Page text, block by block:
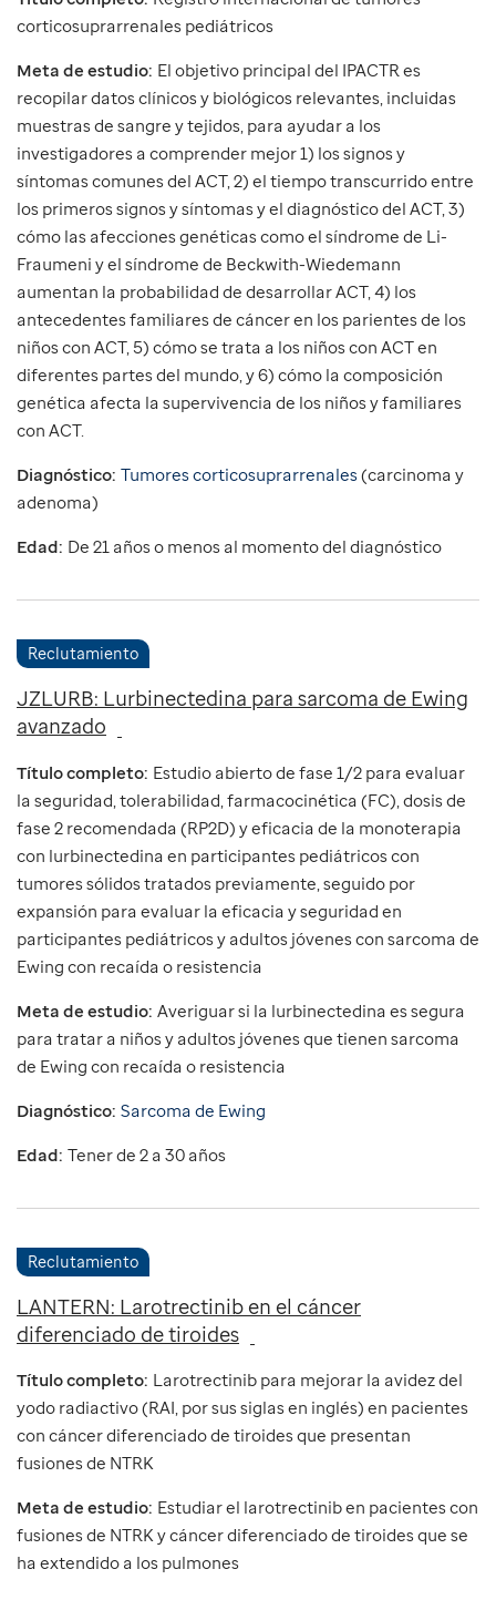
corticosuprarrenales pediátricos
Meta de estudio: El objetivo principal del IPACTR es
recopilar datos clínicos y biológicos relevantes, incluidas
muestras de sangre y tejidos, para ayudar a los
investigadores a comprender mejor 1) los signos y
síntomas comunes del ACT, 2) el tiempo transcurrido entre
los primeros signos y síntomas y el diagnóstico del ACT, 3)
cómo las afecciones genéticas como el síndrome de Li-
Fraumeni y el síndrome de Beckwith-Wiedemann
aumentan la probabilidad de desarrollar ACT, 4) los
antecedentes familiares de cáncer en los parientes de los
niños con ACT, 5) cómo se trata a los niños con ACT en
diferentes partes del mundo, y 6) cómo la composición
genética afecta la supervivencia de los niños y familiares
con ACT.
Diagnóstico: Tumores corticosuprarrenales(carcinoma y
adenoma)
Edad: De 21 años o menos al momento del diagnóstico
Reclutamiento
JZLURB: Lurbinectedina para sarcoma de Ewing
avanzado
Título completo: Estudio abierto de fase 1/2 para evaluar
la seguridad, tolerabilidad, farmacocinética (FC), dosis de
fase 2 recomendada (RP2D) y eficacia de la monoterapia
con lurbinectedina en participantes pediátricos con
tumores sólidos tratados previamente, seguido por
expansión para evaluar la eficacia y seguridad en
participantes pediátricos y adultos jóvenes con sarcoma de
Ewing con recaída o resistencia
Meta de estudio: Averiguar si la lurbinectedina es segura
para tratar a niños y adultos jóvenes que tienen sarcoma
de Ewing con recaída o resistencia
Diagnóstico: Sarcoma de Ewing
Edad: Tener de 2 a 30 años
Reclutamiento
LANTERN: Larotrectinib en el cáncer
diferenciado de tiroides
Título completo: Larotrectinib para mejorar la avidez del
yodo radiactivo (RAI, por sus siglas en inglés) en pacientes
con cáncer diferenciado de tiroides que presentan
fusiones de NTRK
Meta de estudio: Estudiar el larotrectinib en pacientes con
fusiones de NTRK y cáncer diferenciado de tiroides que se
ha extendido a los pulmones